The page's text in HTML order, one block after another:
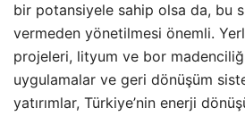
bir potansiyele sahip olsa da, bu
vermeden yönetilmesi önemli.
projeleri, lityum ve bor
uygulamalar ve geri dönüşüm
yatırımlar, Türkiye’nin enerji